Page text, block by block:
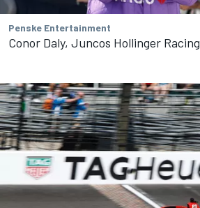
Penske Entertainment
Conor Daly, Juncos Hollinger Racing